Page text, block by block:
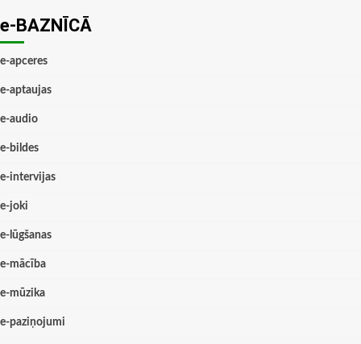
e-BAZNĪCĀ
e-apceres
e-aptaujas
e-audio
e-bildes
e-intervijas
e-joki
e-lūgšanas
e-mācība
e-mūzika
e-paziņojumi